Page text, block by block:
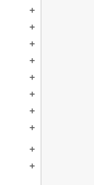
add
add
add
add
add
add
add
add
add
add